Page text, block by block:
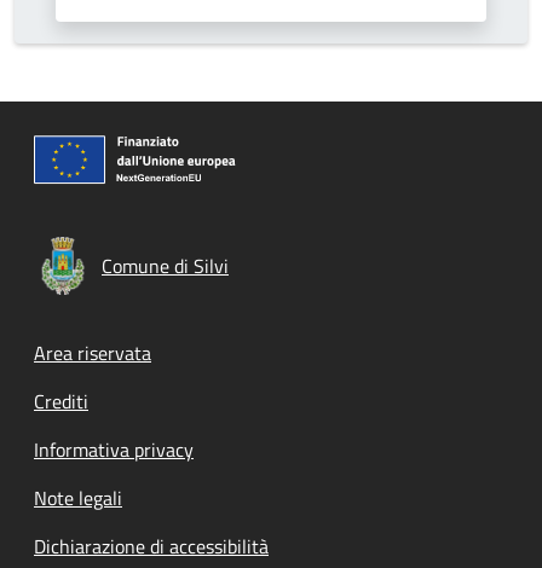
Comune di Silvi
Footer menu
Area riservata
Crediti
Informativa privacy
Note legali
Dichiarazione di accessibilità